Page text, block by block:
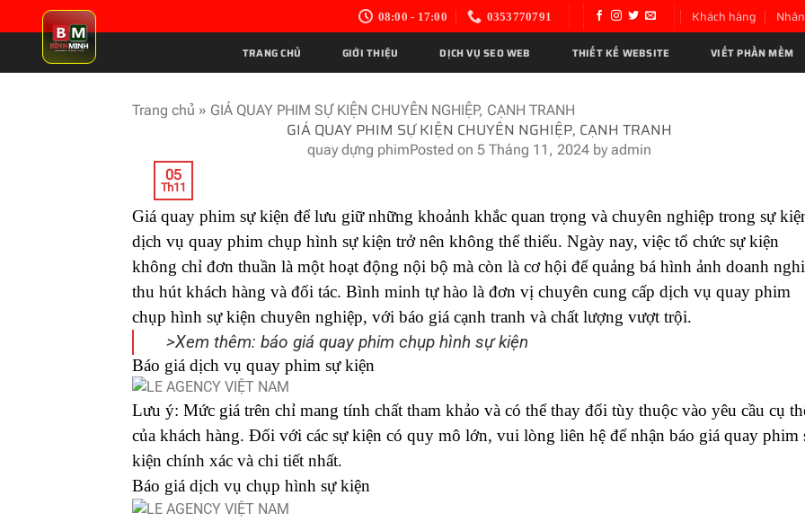
to
content
08:00 - 17:00 0353770791 Khách hàng
TRANG CHỦ GIỚI THIỆU DỊCH VỤ SEO WEB THIẾT KẾ WEBSITE VIẾT PHẦN MỀM
Trang chủ » GIÁ QUAY PHIM SỰ KIỆN CHUYÊN NGHIỆP, CẠNH TRANH
GIÁ QUAY PHIM SỰ KIỆN CHUYÊN NGHIỆP, CẠNH TRANH
quay dựng phimPosted on 5 Tháng 11, 2024by admin
05
Th11
Giá quay phim sự kiện để lưu giữ những khoảnh khắc quan trọng và chuyên nghiệp trong sự
dịch vụ quay phim chụp hình sự kiện trở nên không thể thiếu. Ngày nay, việc tổ chức sự kiện
không chỉ đơn thuần là một hoạt động nội bộ mà còn là cơ hội để quảng bá hình ảnh doanh
thu hút khách hàng và đối tác. Bình minh tự hào là đơn vị chuyên cung cấp dịch vụ quay phim
chụp hình sự kiện chuyên nghiệp, với báo giá cạnh tranh và chất lượng vượt trội.
>Xem thêm: báo giá quay phim chụp hình sự kiện
Báo giá dịch vụ quay phim sự kiện
Lưu ý: Mức giá trên chỉ mang tính chất tham khảo và có thể thay đổi tùy thuộc vào yêu cầu cụ
của khách hàng. Đối với các sự kiện có quy mô lớn, vui lòng liên hệ để nhận báo giá quay phim
kiện chính xác và chi tiết nhất.
Báo giá dịch vụ chụp hình sự kiện